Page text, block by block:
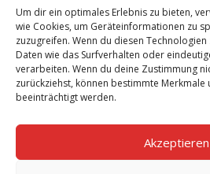
Um dir ein optimales Erlebnis zu bieten,
wie Cookies, um Geräteinformationen zu
zuzugreifen. Wenn du diesen
Daten wie das Surfverhalten oder
verarbeiten. Wenn du deine Zustimmung
zurückziehst, können bestimmte Merkmale
beeinträchtigt werden.
Akzeptieren
Bleiben Sie auf dem Laufenden über
weiterentwickelnden
Geben Sie Ihre E-Mail-Adresse ein und
Newsletter.